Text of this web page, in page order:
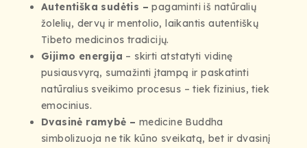
Autentiška sudėtis –pagaminti iš natūralių
žolelių, dervų ir mentolio, laikantis autentiškų
Tibeto medicinos tradicijų.
Gijimo energija – skirti atstatyti vidinę
pusiausvyrą, sumažinti įtampą ir paskatinti
natūralius sveikimo procesus – tiek fizinius, tiek
emocinius.
Dvasinė ramybė – medicine Buddha
simbolizuoja ne tik kūno sveikatą, bet ir dvasinį